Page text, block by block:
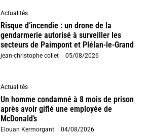
Actualités
Risque d’incendie : un drone de la
gendarmerie autorisé à surveiller les
secteurs de Paimpont et Plélan-le-Grand
jean-christophe collet - 05/08/2026
Actualités
Un homme condamné à 8 mois de prison
après avoir giflé une employée de
McDonald’s
Elouan Kermorgant - 04/08/2026